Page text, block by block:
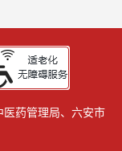
药管理局、六安市